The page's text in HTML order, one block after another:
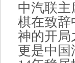
中汽联
棋在致辞
神的开局
更是中国